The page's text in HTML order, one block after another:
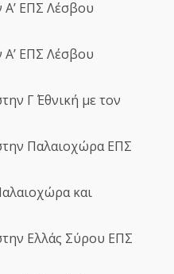
Α’ ΕΠΣ Λέσβου
Α’ ΕΠΣ Λέσβου
Γ΄ Εθνική με τον
Παλαιοχώρα ΕΠΣ
και
Ελλάς Σύρου ΕΠΣ